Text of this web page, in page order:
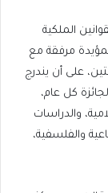
الملكية
مرفقة مع
على أن يندرج
كل عام،
والدراسات
والفلسفية،